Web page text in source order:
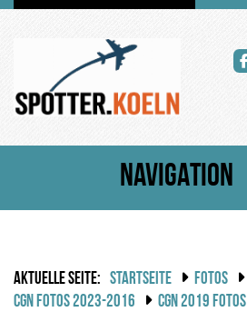
NAVIGATION
AKTUELLE SEITE: STARTSEITE
FOTOS
CGN FOTOS 2023-2016
CGN 2019 FOTOS